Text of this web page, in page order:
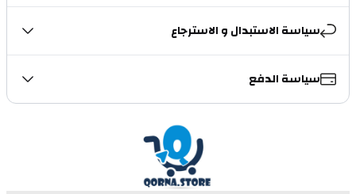
سياسة الاستبدال و الاسترجاع
سياسة الدفع